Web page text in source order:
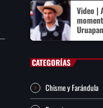
Video |
Uruapan
CATEGORÍAS
Chisme y Farándula